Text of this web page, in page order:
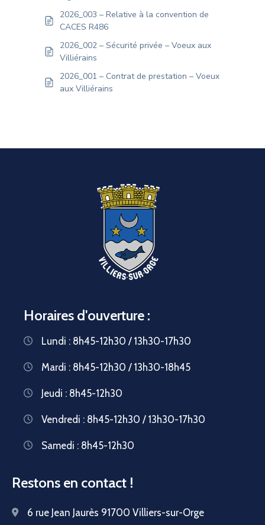
2026_003 – Relative à la convention de
CACES R486
2026_002 – Sécurité privée – Voeux aux
Villiérains
2026_001 – Contrat de prestation – Voeux
aux Villiérains
Horaires d'ouverture :
Lundi : 8h45-12h30 / 13h30-17h30
Mardi : 8h45-12h30 / 13h30-18h45
Jeudi : 8h45-12h30
Vendredi : 8h45-12h30 / 13h30-17h30
Samedi : 8h45-12h30
Restons en contact !
6 rue Jean Jaurès 91700 Villiers-sur-Orge